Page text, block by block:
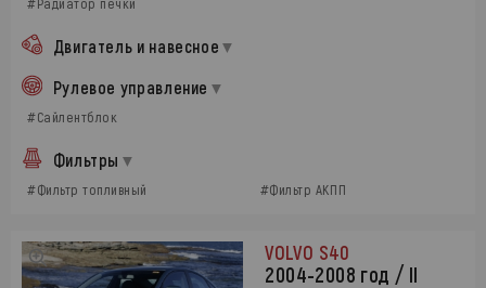
Двигатель и навесное
Рулевое управление
#Сайлентблок
Фильтры
#Фильтр топливный #Фильтр АКПП
VOLVO S40
2004-2008 год / II